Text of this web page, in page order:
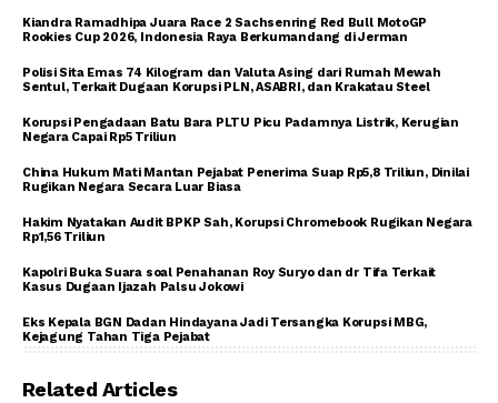
Kiandra Ramadhipa Juara Race 2 Sachsenring Red Bull MotoGP
Rookies Cup 2026, Indonesia Raya Berkumandang di Jerman
Polisi Sita Emas 74 Kilogram dan Valuta Asing dari Rumah Mewah
Sentul, Terkait Dugaan Korupsi PLN, ASABRI, dan Krakatau Steel
Korupsi Pengadaan Batu Bara PLTU Picu Padamnya Listrik, Kerugian
Negara Capai Rp5 Triliun
China Hukum Mati Mantan Pejabat Penerima Suap Rp5,8 Triliun, Dinilai
Rugikan Negara Secara Luar Biasa
Hakim Nyatakan Audit BPKP Sah, Korupsi Chromebook Rugikan Negara
Rp1,56 Triliun
Kapolri Buka Suara soal Penahanan Roy Suryo dan dr Tifa Terkait
Kasus Dugaan Ijazah Palsu Jokowi
Eks Kepala BGN Dadan Hindayana Jadi Tersangka Korupsi MBG,
Kejagung Tahan Tiga Pejabat
Related Articles